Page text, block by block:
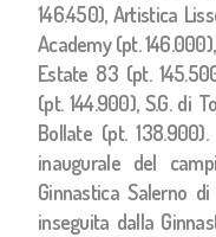
146.450), Artistica
Academy (pt.
Estate 83 (pt.
(pt. 144.900), S.G. di
Bollate (pt.
inaugurale del
Ginnastica Salerno
inseguita dalla